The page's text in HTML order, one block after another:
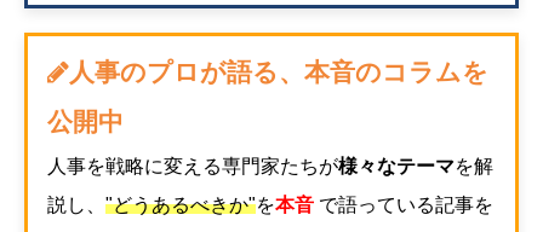
人事のプロが語る、本音のコラムを
公開中
人事を戦略に変える専門家たちが様々なテーマを解
説し、 "どうあるべきか"を本音 で語っている記事を